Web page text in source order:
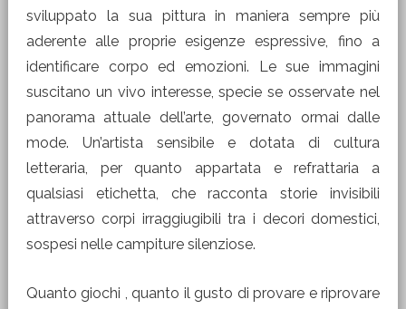
sviluppato la sua pittura in maniera sempre più
aderente alle proprie esigenze espressive, fino a
identificare corpo ed emozioni. Le sue immagini
suscitano un vivo interesse, specie se osservate nel
panorama attuale dell’arte, governato ormai dalle
mode. Un’artista sensibile e dotata di cultura
letteraria, per quanto appartata e refrattaria a
qualsiasi etichetta, che racconta storie invisibili
attraverso corpi irraggiugibili tra i decori domestici,
sospesi nelle campiture silenziose.
Quanto giochi , quanto il gusto di provare e riprovare